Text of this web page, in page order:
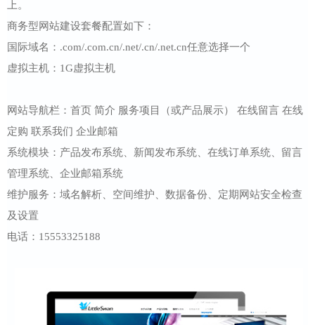
上。
商务型网站建设套餐配置如下：
国际域名：.com/.com.cn/.net/.cn/.net.cn任意选择一个
虚拟主机：1G虚拟主机
网站导航栏：首页 简介 服务项目（或产品展示） 在线留言 在线
定购 联系我们 企业邮箱
系统模块：产品发布系统、新闻发布系统、在线订单系统、留言
管理系统、企业邮箱系统
维护服务：域名解析、空间维护、数据备份、定期网站安全检查
及设置
电话：15553325188